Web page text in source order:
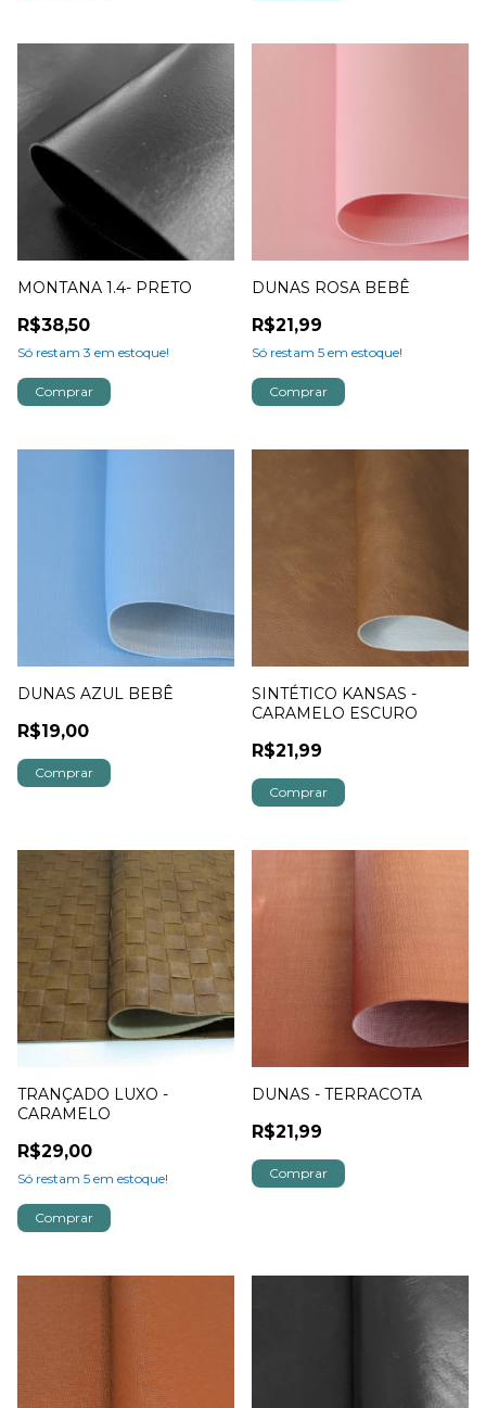
MONTANA 1.4- PRETO
R$38,50
Só restam 3 em estoque!
DUNAS ROSA BEBÊ
R$21,99
Só restam 5 em estoque!
DUNAS AZUL BEBÊ
R$19,00
SINTÉTICO KANSAS -
CARAMELO ESCURO
R$21,99
TRANÇADO LUXO -
CARAMELO
R$29,00
Só restam 5 em estoque!
DUNAS - TERRACOTA
R$21,99